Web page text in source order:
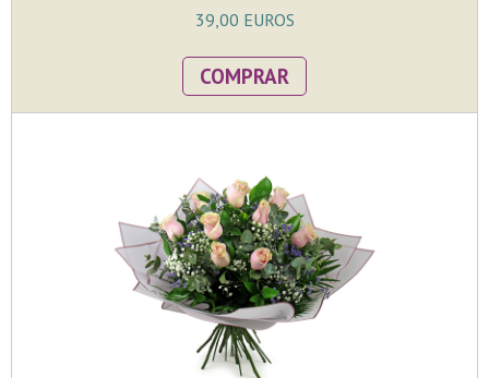
39,00 EUROS
COMPRAR